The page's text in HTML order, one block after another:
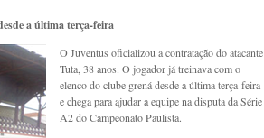
a última terça-feira
O Juventus oficializou a contratação do atacante
Tuta, 38 anos. O jogador já treinava com o
elenco do clube grená desde a última terça-feira
e chega para ajudar a equipe na disputa da Série
A2 do Campeonato Paulista.